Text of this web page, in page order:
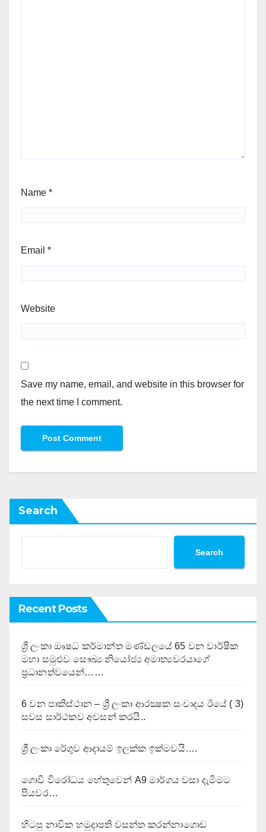
Name *
Email *
Website
Save my name, email, and website in this browser for
the next time I comment.
Search
Search
Recent Posts
ශ්‍රී ලංකා ඖෂධ කර්මාන්ත මණ්ඩලයේ 65 වන වාර්ෂික
මහා සමුළුව සෞඛ්‍ය නියෝජ්‍ය අමාත්‍යවරයාගේ
ප්‍රධානත්වයෙන්……
6 වන පාකිස්ථාන – ශ්‍රී ලංකා ආරක්‍ෂක සංවාදය ඊයේ ( 3)
සවස සාර්ථකව අවසන් කරයි..
ශ්‍රී ලංකා රේගුව ආදායම් ඉලක්ක ඉක්මවයි….
ගොවි විරෝධය හේතුවෙන් A9 මාර්ගය වසා දැමිමට
පියවර…
හිටපු නාවික හමුදාපති වසන්ත කරන්නාගොඩ